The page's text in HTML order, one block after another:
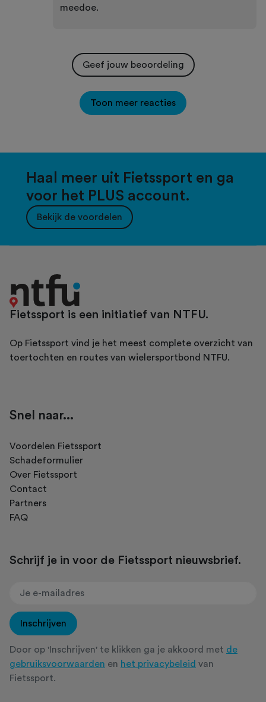
meedoe.
Geef jouw beoordeling
Toon meer reacties
Haal meer uit Fietssport en ga
voor het PLUS account.
Bekijk de voordelen
Fietssport is een initiatief van NTFU.
Op Fietssport vind je het meest complete overzicht van
toertochten en routes van wielersportbond NTFU.
Snel naar...
Voordelen Fietssport
Schadeformulier
Over Fietssport
Contact
Partners
FAQ
Schrijf je in voor de Fietssport nieuwsbrief.
Inschrijven
Door op 'Inschrijven' te klikken ga je akkoord met de
gebruiksvoorwaarden en het privacybeleid van
Fietssport.